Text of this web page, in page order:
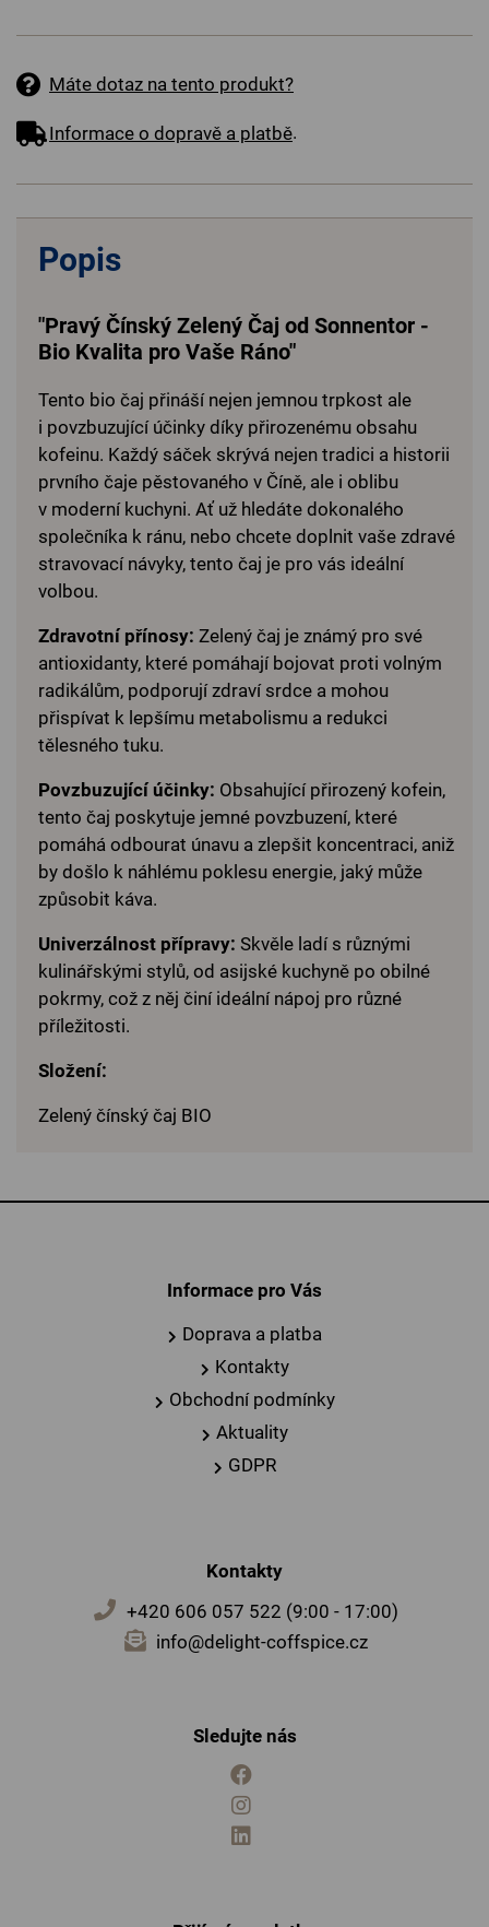
Máte dotaz na tento produkt?
Informace o dopravě a platbě.
Popis
"Pravý Čínský Zelený Čaj od Sonnentor -
Bio Kvalita pro Vaše Ráno"
Tento bio čaj přináší nejen jemnou trpkost ale
i povzbuzující účinky díky přirozenému obsahu
kofeinu. Každý sáček skrývá nejen tradici a historii
prvního čaje pěstovaného v Číně, ale i oblibu
v moderní kuchyni. Ať už hledáte dokonalého
společníka k ránu, nebo chcete doplnit vaše zdravé
stravovací návyky, tento čaj je pro vás ideální
volbou.
Zdravotní přínosy: Zelený čaj je známý pro své
antioxidanty, které pomáhají bojovat proti volným
radikálům, podporují zdraví srdce a mohou
přispívat k lepšímu metabolismu a redukci
tělesného tuku.
Povzbuzující účinky: Obsahující přirozený kofein,
tento čaj poskytuje jemné povzbuzení, které
pomáhá odbourat únavu a zlepšit koncentraci, aniž
by došlo k náhlému poklesu energie, jaký může
způsobit káva.
Univerzálnost přípravy: Skvěle ladí s různými
kulinářskými stylů, od asijské kuchyně po obilné
pokrmy, což z něj činí ideální nápoj pro různé
příležitosti.
Složení:
Zelený čínský čaj BIO
Informace pro Vás
Doprava a platba
Kontakty
Obchodní podmínky
Aktuality
GDPR
Kontakty
+420 606 057 522 (9:00 - 17:00)
info@delight-coffspice.cz
Sledujte nás